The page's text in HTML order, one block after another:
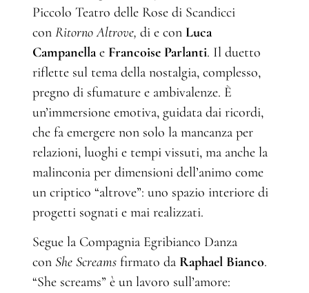
Piccolo Teatro delle Rose di Scandicci
con Ritorno Altrove, di e con Luca
Campanellae Francoise Parlanti. Il duetto
riflette sul tema della nostalgia, complesso,
pregno di sfumature e ambivalenze. È
un’immersione emotiva, guidata dai ricordi,
che fa emergere non solo la mancanza per
relazioni, luoghi e tempi vissuti, ma anche la
malinconia per dimensioni dell’animo come
un criptico “altrove”: uno spazio interiore di
progetti sognati e mai realizzati.
Segue la Compagnia Egribianco Danza
con She Screams firmato da Raphael Bianco.
“She screams” è un lavoro sull’amore: